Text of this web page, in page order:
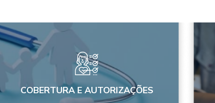
COBERTURA E AUTORIZAÇÕES